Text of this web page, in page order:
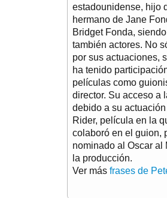
estadounidense, hijo
hermano de Jane
Bridget Fonda,
también actores. No
por sus actuaciones,
ha tenido
películas como
director. Su acceso a
debido a su
Rider, película en la
colaboró en el guion,
nominado al Oscar al
la producción.
Ver más frases de